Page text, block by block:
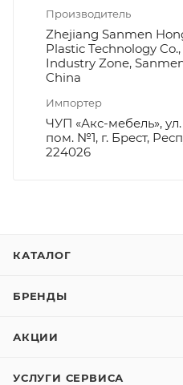
Производитель
Zhejiang Sanmen
Plastic Technology
Industry Zone,
China
Импортер
ЧУП «Акс-мебель»,
пом. №1, г. Брест,
224026
КАТАЛОГ
БРЕНДЫ
АКЦИИ
УСЛУГИ СЕРВИСА